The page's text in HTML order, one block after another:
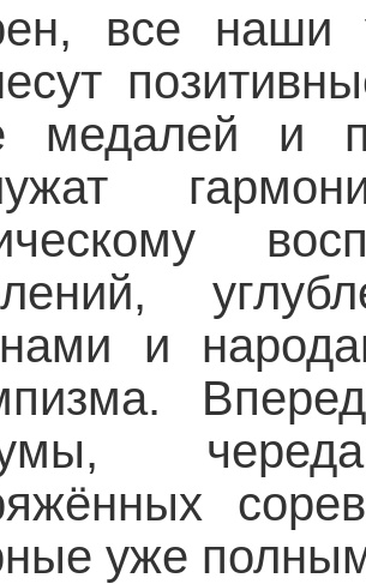
все наши
медалей и
и
уже